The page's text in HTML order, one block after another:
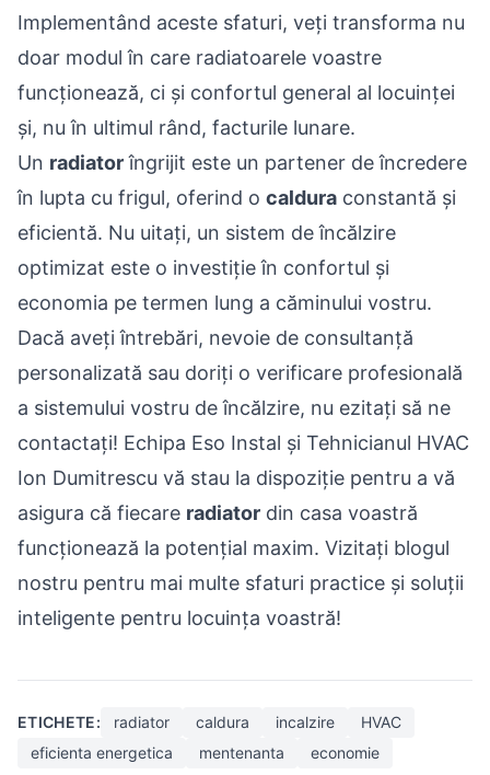
Implementând aceste sfaturi, veți transforma nu
doar modul în care radiatoarele voastre
funcționează, ci și confortul general al locuinței
și, nu în ultimul rând, facturile lunare.
Un radiatorîngrijit este un partener de încredere
în lupta cu frigul, oferind o caldura constantă și
eficientă. Nu uitați, un sistem de încălzire
optimizat este o investiție în confortul și
economia pe termen lung a căminului vostru.
Dacă aveți întrebări, nevoie de consultanță
personalizată sau doriți o verificare profesională
a sistemului vostru de încălzire, nu ezitați să ne
contactați! Echipa Eso Instal și Tehnicianul HVAC
Ion Dumitrescu vă stau la dispoziție pentru a vă
asigura că fiecare radiator din casa voastră
funcționează la potențial maxim. Vizitați blogul
nostru pentru mai multe sfaturi practice și soluții
inteligente pentru locuința voastră!
ETICHETE: radiator caldura incalzire
HVAC
eficienta energetica
mentenanta economie